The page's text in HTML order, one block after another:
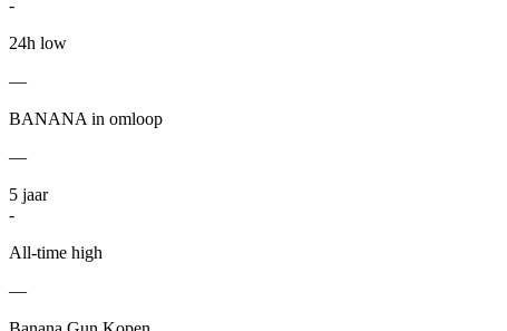
-
24h low
—
BANANA in omloop
—
5 jaar
-
All-time high
—